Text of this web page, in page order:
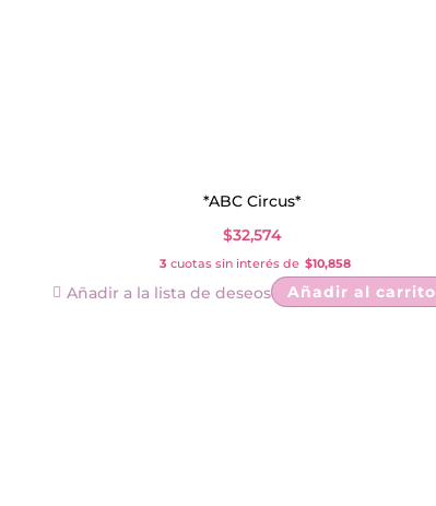
*ABC Circus*
$32,574
3 cuotas sin interés de $10,858
Añadir a la lista de deseos Añadir al carrito